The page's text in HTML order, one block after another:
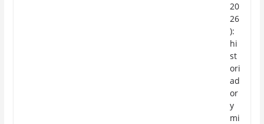
20
26
):
hi
st
ori
ad
or
y
mi